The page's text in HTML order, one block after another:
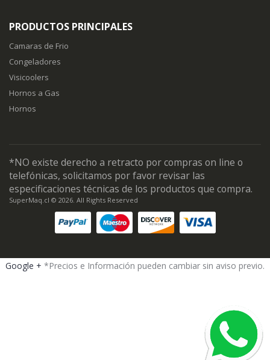
PRODUCTOS PRINCIPALES
Camaras de Frio
Congeladores
Visicoolers
Hornos a Gas
Hornos
*NO existe derecho a retracto por compras on line o
telefónicas, solicitamos por favor revisar las
especificaciones técnicas de los productos que compra.
SuperMaq.cl © 2026. All Rights Reserved
Google + *Precios e Información pueden cambiar sin aviso previo.